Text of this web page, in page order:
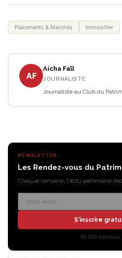
Placements & Marchés Immobilier
AF
Aicha Fall
JOURNALISTE
Journaliste au Club du
NEWSLETTER
Les Rendez-vous du
Chaque semaine, l'actu patrimoine
S'inscrire
90 000 membres